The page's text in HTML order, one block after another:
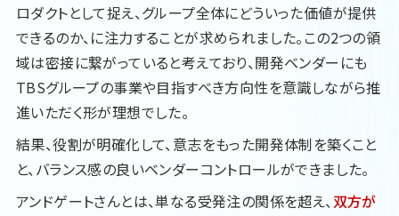
ロダクトとして捉え、グループ全体にどういった価値が提供
できるのか、に注力することが求められました。この2つの領
域は密接に繋がっていると考えており、開発ベンダーにも
TBSグループの事業や目指すべき方向性を意識しながら推
進いただく形が理想でした。
結果、役割が明確化して、意志をもった開発体制を築くこと
と、バランス感の良いベンダーコントロールができました。
アンドゲートさんとは、単なる受発注の関係を超え、双方が